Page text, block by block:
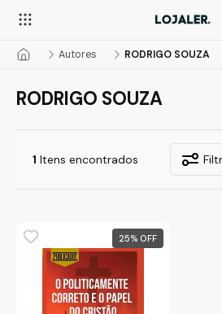
Autores RODRIGO SOUZA
RODRIGO SOUZA
1 Itens encontrados
25%